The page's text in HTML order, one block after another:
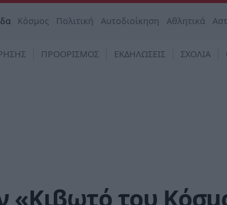
Κόσμος Πολιτική Αυτοδιοίκηση Αθλητικά
ΠΡΟΟΡΙΣΜΟΣ ΕΚΔΗΛΩΣΕΙΣ ΣΧΟΛΙΑ
«Κιβωτό του